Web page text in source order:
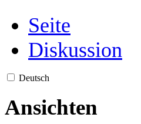
Seite
Diskussion
Deutsch
Ansichten